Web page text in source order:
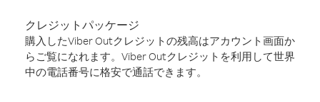
クレジットパッケージ
購入したViber Outクレジットの残高はアカウント画面か
らご覧になれます。Viber Outクレジットを利用して世界
中の電話番号に格安で通話できます。